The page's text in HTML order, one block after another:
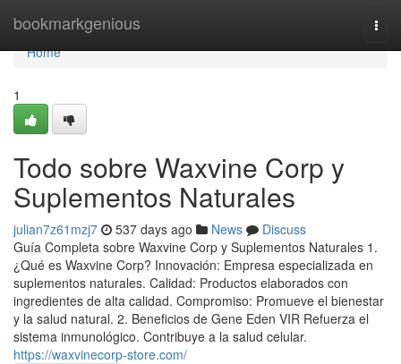
bookmarkgenious
Home
Home
1
Todo sobre Waxvine Corp y
Suplementos Naturales
julian7z61mzj7 537 days ago News
Discuss
Guía Completa sobre Waxvine Corp y Suplementos Naturales 1.
¿Qué es Waxvine Corp? Innovación: Empresa especializada en
suplementos naturales. Calidad: Productos elaborados con
ingredientes de alta calidad. Compromiso: Promueve el bienestar
y la salud natural. 2. Beneficios de Gene Eden VIR Refuerza el
sistema inmunológico. Contribuye a la salud celular.
https://waxvinecorp-store.com/